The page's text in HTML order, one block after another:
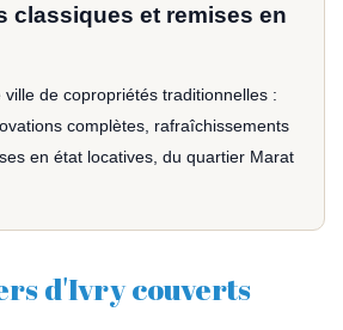
classiques et remises en
de copropriétés traditionnelles :
complètes, rafraîchissements
en état locatives, du quartier Marat
d'Ivry couverts